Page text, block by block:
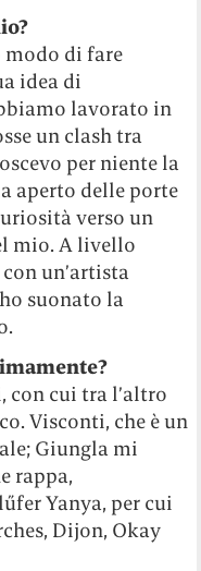
di fare
idea di
lavorato in
un clash tra
per niente la
aperto delle porte
verso un
mio. A livello
un’artista
suonato la
con cui tra l’altro
Visconti, che è un
Giungla mi
rappa,
Yanya, per cui
Dijon, Okay